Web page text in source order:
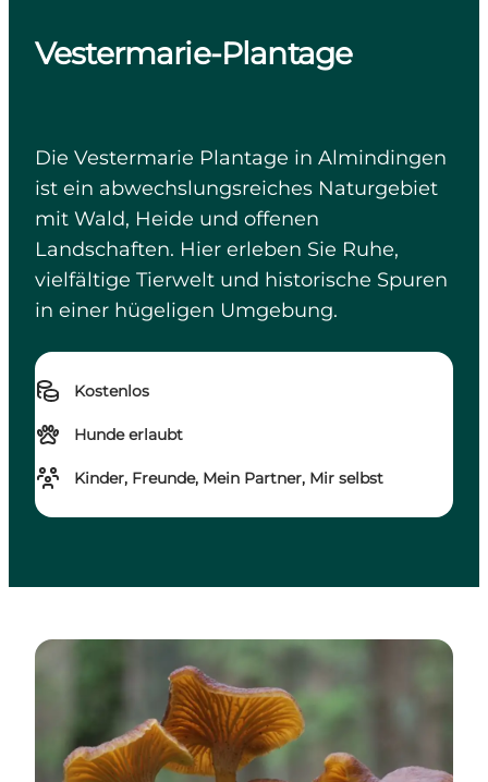
Vestermarie-Plantage
Die Vestermarie Plantage in Almindingen
ist ein abwechslungsreiches Naturgebiet
mit Wald, Heide und offenen
Landschaften. Hier erleben Sie Ruhe,
vielfältige Tierwelt und historische Spuren
in einer hügeligen Umgebung.
Kostenlos
Hunde erlaubt
Kinder, Freunde, Mein Partner, Mir selbst